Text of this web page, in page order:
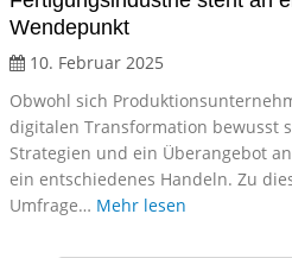
Wendepunkt
10. Februar 2025
Obwohl sich
digitalen Transformation bewusst
Strategien und ein Überangebot
ein entschiedenes Handeln. Zu
Umfrage… Mehr lesen